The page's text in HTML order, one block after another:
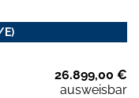
E)
26.899,00 €
ausweisbar